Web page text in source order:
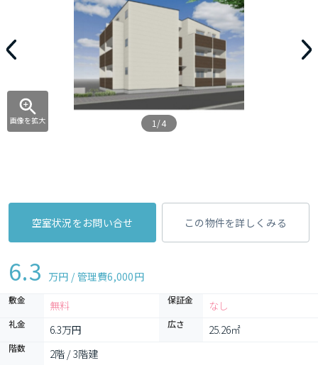
画像を拡大 1/4
空室状況をお問い合せ この物件を詳しくみる
6.3 万円 / 管理費6,000円
敷金 無料 保証金 なし
礼金 6.3万円 広さ 25.26㎡
階数 2階 / 3階建